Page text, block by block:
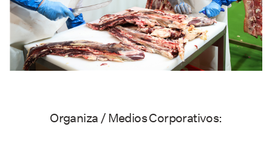
Organiza / Medios Corporativos: